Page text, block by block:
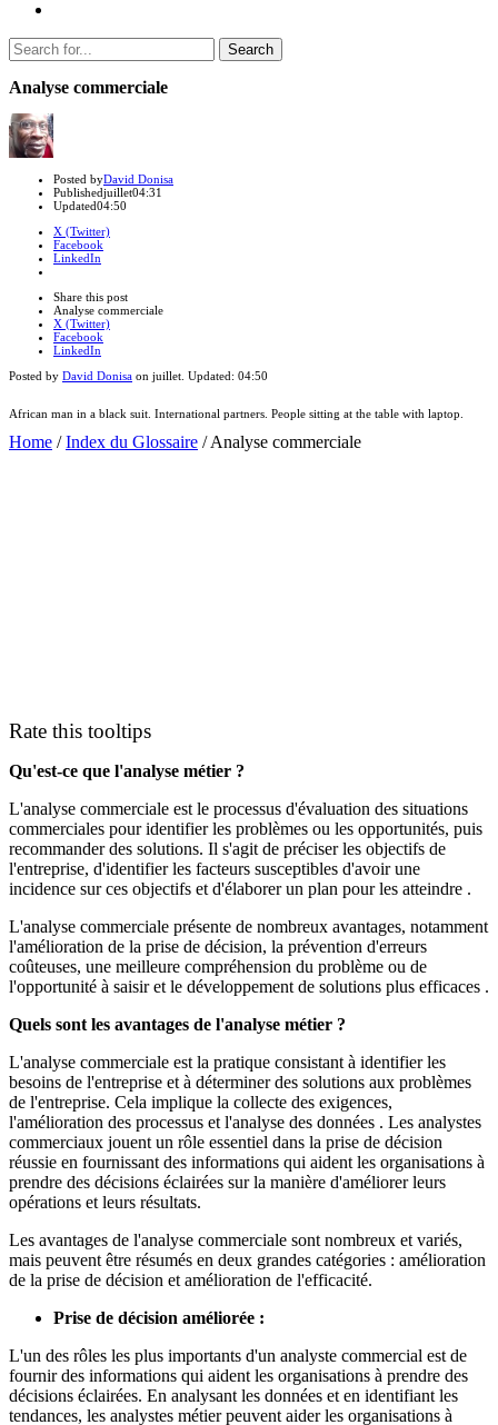
Search
Search
for:
Analyse commerciale
Author
Posted byDavid Donisa
Publishedjuillet04:31
Updated04:50
X (Twitter)
Facebook
LinkedIn
post
Share this postClose
sharing
Analyse commerciale
X (Twitter)
Facebook
LinkedIn
Posted by David Donisa on juillet . Updated: 04:50
African man in a black suit. International partners. People sitting at the table with laptop.
Home /Index du Glossaire /Analyse commerciale
Rate this tooltips
Qu'est-ce que l'analyse métier ?
L'analyse commerciale est le processus d'évaluation des situations
commerciales pour identifier les problèmes ou les opportunités, puis
recommander des solutions. Il s'agit de préciser les objectifs de
l'entreprise, d'identifier les facteurs susceptibles d'avoir une
incidence sur ces objectifs et d'élaborer un plan pour les atteindre .
L'analyse commerciale présente de nombreux avantages, notamment
l'amélioration de la prise de décision, la prévention d'erreurs
coûteuses, une meilleure compréhension du problème ou de
l'opportunité à saisir et le développement de solutions plus efficaces .
Quels sont les avantages de l'analyse métier ?
L'analyse commerciale est la pratique consistant à identifier les
besoins de l'entreprise et à déterminer des solutions aux problèmes
de l'entreprise. Cela implique la collecte des exigences,
l'amélioration des processus et l'analyse des données . Les analystes
commerciaux jouent un rôle essentiel dans la prise de décision
réussie en fournissant des informations qui aident les organisations à
prendre des décisions éclairées sur la manière d'améliorer leurs
opérations et leurs résultats.
Les avantages de l'analyse commerciale sont nombreux et variés,
mais peuvent être résumés en deux grandes catégories : amélioration
de la prise de décision et amélioration de l'efficacité.
Prise de décision améliorée :
L'un des rôles les plus importants d'un analyste commercial est de
fournir des informations qui aident les organisations à prendre des
décisions éclairées. En analysant les données et en identifiant les
tendances, les analystes métier peuvent aider les organisations à